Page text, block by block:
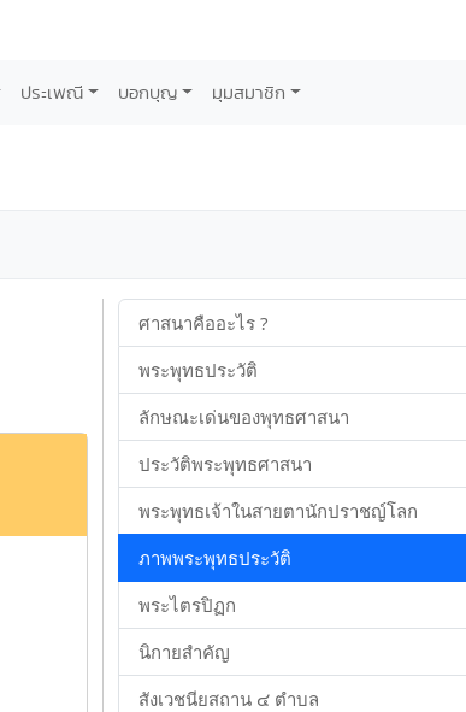
ประเพณี บอกบุญ มุมสมาชิก
ศาสนาคืออะไร ?
พระพุทธประวัติ
ลักษณะเด่นของพุทธศาสนา
ประวัติพระพุทธศาสนา
พระพุทธเจ้าในสายตานักปราชญ์โลก
ภาพพระพุทธประวัติ
พระไตรปิฏก
นิกายสำคัญ
สังเวชนียสถาน ๔ ตำบล